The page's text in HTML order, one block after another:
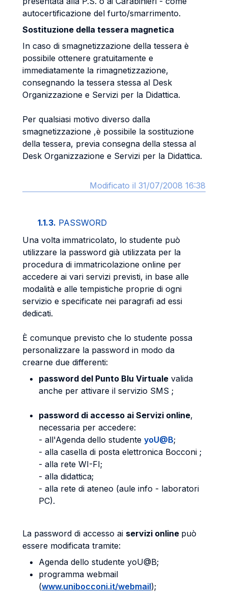
autocertificazione del furto/smarrimento.
Sostituzione della tessera magnetica
In caso di smagnetizzazione della tessera è
possibile ottenere gratuitamente e
immediatamente la rimagnetizzazione,
consegnando la tessera stessa al Desk
Organizzazione e Servizi per la Didattica.
Per qualsiasi motivo diverso dalla
smagnetizzazione ,è possibile la sostituzione
della tessera, previa consegna della stessa al
Desk Organizzazione e Servizi per la Didattica.
Modificato il 31/07/2008 16:38
1.1.3. PASSWORD
Una volta immatricolato, lo studente può
utilizzare la password già utilizzata per la
procedura di immatricolazione online per
accedere ai vari servizi previsti, in base alle
modalità e alle tempistiche proprie di ogni
servizio e specificate nei paragrafi ad essi
dedicati.
È comunque previsto che lo studente possa
personalizzare la password in modo da
crearne due differenti:
password del Punto Blu Virtuale valida
anche per attivare il servizio SMS ;
password di accesso ai Servizi online,
necessaria per accedere:
- all'Agenda dello studente yoU@B;
- alla casella di posta elettronica Bocconi ;
- alla rete WI-FI;
- alla didattica;
- alla rete di ateneo (aule info - laboratori
PC).
La password di accesso ai servizi online può
essere modificata tramite:
Agenda dello studente yoU@B;
programma webmail
(www.unibocconi.it/webmail);